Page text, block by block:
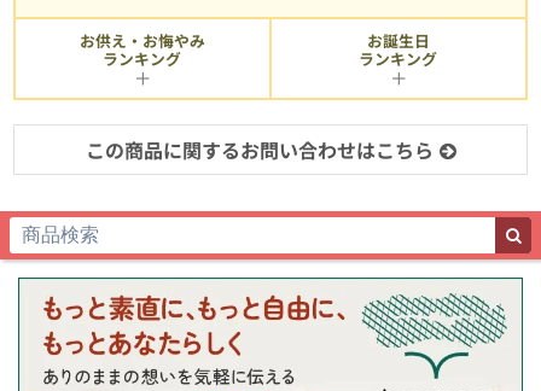
お供え・お悔やみ
ランキング
お誕生日
ランキング
この商品に関するお問い合わせはこちら